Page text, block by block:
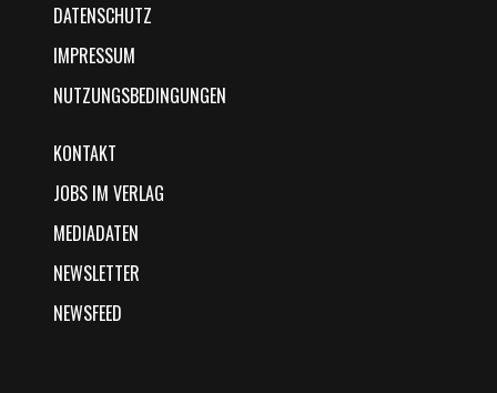
DATENSCHUTZ
IMPRESSUM
NUTZUNGSBEDINGUNGEN
KONTAKT
JOBS IM VERLAG
MEDIADATEN
NEWSLETTER
NEWSFEED